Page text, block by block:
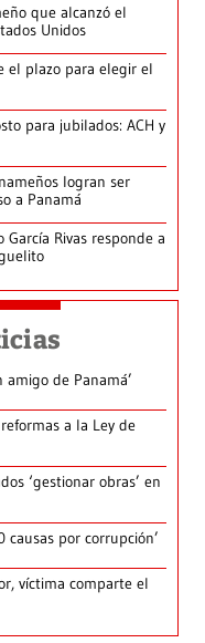
que alcanzó el
Unidos
el plazo para elegir el
para jubilados: ACH y
logran ser
a Panamá
García Rivas responde a
de Panamá’
a la Ley de
‘gestionar obras’ en
causas por corrupción’
víctima comparte el